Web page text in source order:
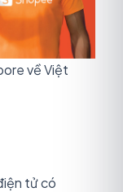
về Việt
tử có